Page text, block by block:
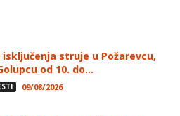
isključenja struje u Požarevcu,
od 10. do...
09/08/2026